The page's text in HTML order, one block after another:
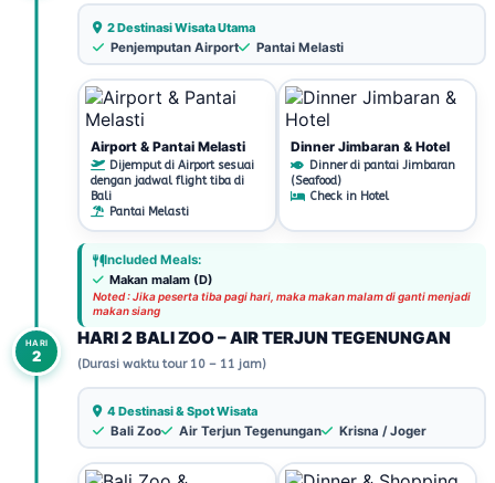
2 Destinasi Wisata Utama
Penjemputan Airport
Pantai Melasti
Airport & Pantai Melasti
Dijemput di Airport sesuai
dengan jadwal flight tiba di
Bali
Pantai Melasti
Dinner Jimbaran & Hotel
Dinner di pantai Jimbaran
(Seafood)
Check in Hotel
Included Meals:
Makan malam (D)
Noted : Jika peserta tiba pagi hari, maka makan malam di ganti menjadi
makan siang
HARI
2
HARI 2 BALI ZOO – AIR TERJUN TEGENUNGAN
(Durasi waktu tour 10 – 11 jam)
4 Destinasi & Spot Wisata
Bali Zoo
Air Terjun Tegenungan Krisna / Joger